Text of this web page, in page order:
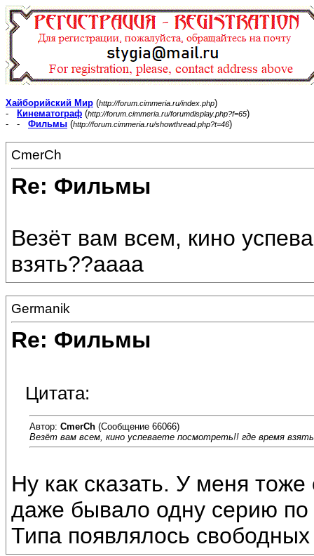
Хайборийский Мир (http://forum.cimmeria.ru/index.php)
-
Кинематограф (http://forum.cimmeria.ru/forumdisplay.php?f=65)
- - Фильмы (http://forum.cimmeria.ru/showthread.php?t=46)
CmerCh
Re: Фильмы
Везёт вам всем, кино
взять??аааа
Germanik
Re: Фильмы
Цитата:
Автор: CmerCh (Сообщение 66066)
Везёт вам всем, кино успеваете посмотреть!! где время
Ну как сказать. У меня
даже бывало одну серию по
Типа появлялось